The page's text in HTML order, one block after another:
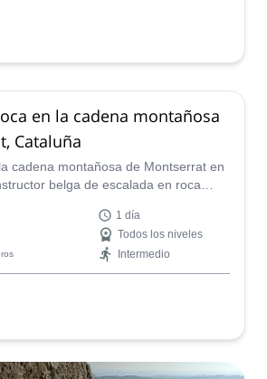
en la cadena montañosa
Cataluña
cadena montañosa de Montserrat en
belga de escalada en roca
1 día
Todos los niveles
Intermedio